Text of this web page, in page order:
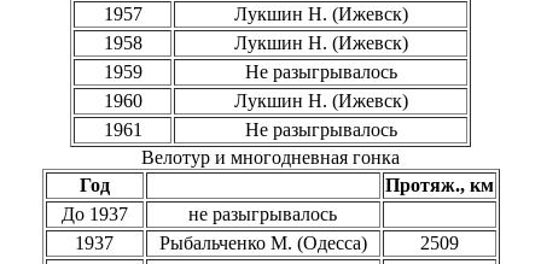
1957
Лукшин Н. (Ижевск)
1958
Лукшин Н. (Ижевск)
1959
Не разыгрывалось
1960
Лукшин Н. (Ижевск)
1961
Не разыгрывалось
Велотур и многодневная гонка
Год
Протяж., км
До 1937
не разыгрывалось
1937
Рыбальченко М. (Одесса)
2509